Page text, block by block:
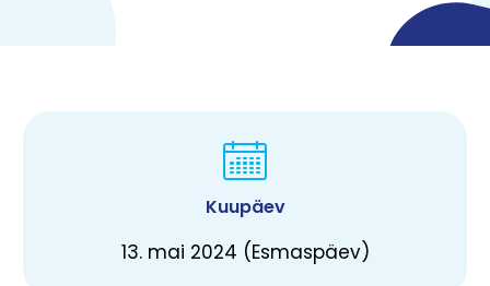
Kuupäev
13. mai 2024 (Esmaspäev)